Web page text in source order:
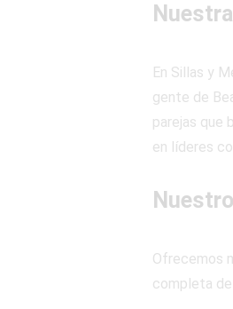
En Sillas y
gente de
parejas que
en líderes
Ofrecemos
completa